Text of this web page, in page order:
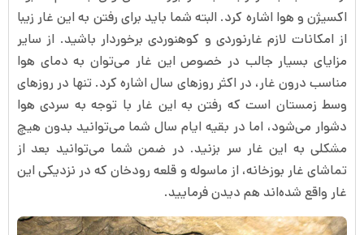
اکسیژن و هوا اشاره کرد. البته شما باید برای رفتن به این غار زیبا
از امکانات لازم غارنوردی و کوهنوردی برخوردار باشید. از سایر
مزایای بسیار جالب در خصوص این غار می‌توان به دمای هوا
مناسب درون غار، در اکثر روزهای سال اشاره کرد. تنها در روزهای
وسط زمستان است که رفتن به این غار با توجه به سردی هوا
دشوار می‌شود، اما در بقیه ایام سال شما می‌توانید بدون هیچ
مشکلی به این غار سر بزنید. در ضمن شما می‌توانید بعد از
تماشای غار بوزخانه، از ماسوله و قلعه رودخان که در نزدیکی این
غار واقع شده‌اند هم دیدن فرمایید.